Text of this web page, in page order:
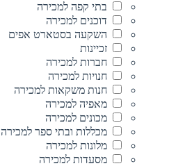
בתי קפה למכירה
דוכנים למכירה
השקעה בסטארט אפים
זכיינות
חברות למכירה
חנויות למכירה
חנות משקאות למכירה
מאפיה למכירה
מכונים למכירה
מכללות ובתי ספר למכירה
מלונות למכירה
מסעדות למכירה